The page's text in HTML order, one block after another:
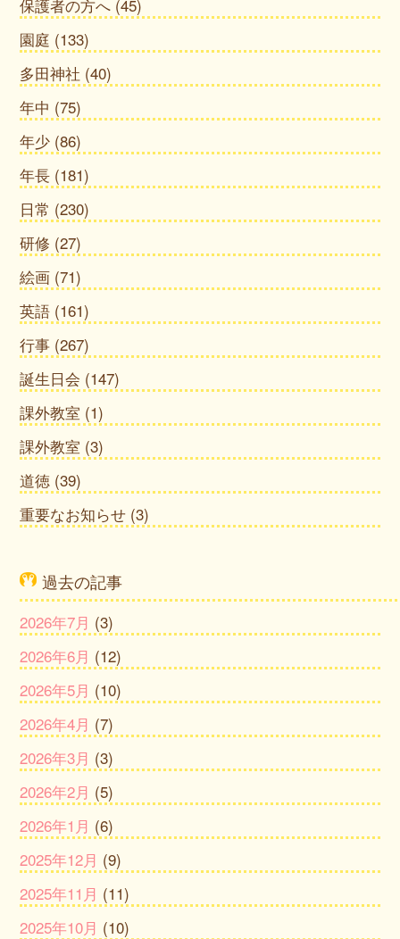
保護者の方へ (45)
園庭 (133)
多田神社 (40)
年中 (75)
年少 (86)
年長 (181)
日常 (230)
研修 (27)
絵画 (71)
英語 (161)
行事 (267)
誕生日会 (147)
課外教室 (1)
課外教室 (3)
道徳 (39)
重要なお知らせ (3)
過去の記事
2026年7月 (3)
2026年6月 (12)
2026年5月 (10)
2026年4月 (7)
2026年3月 (3)
2026年2月 (5)
2026年1月 (6)
2025年12月 (9)
2025年11月 (11)
2025年10月 (10)